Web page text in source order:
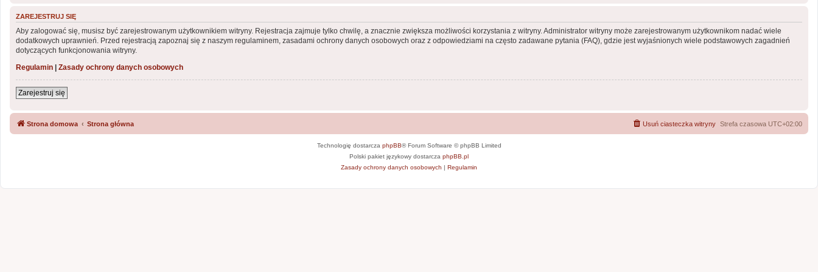
ZAREJESTRUJ SIĘ
Aby zalogować się, musisz być zarejestrowanym użytkownikiem witryny. Rejestracja zajmuje tylko chwilę, a znacznie zwiększa możliwości korzystania z witryny. Administrator witryny może zarejestrowanym użytkownikom nadać wiele
dodatkowych uprawnień. Przed rejestracją zapoznaj się z naszym regulaminem, zasadami ochrony danych osobowych oraz z odpowiedziami na często zadawane pytania (FAQ), gdzie jest wyjaśnionych wiele podstawowych zagadnień
dotyczących funkcjonowania witryny.
Regulamin | Zasady ochrony danych osobowych
Zarejestruj się
Strona domowa Strona główna Strefa czasowa UTC+02:00
Usuń ciasteczka witryny
Technologię dostarcza phpBB® Forum Software © phpBB Limited
Polski pakiet językowy dostarcza phpBB.pl
Zasady ochrony danych osobowych | Regulamin